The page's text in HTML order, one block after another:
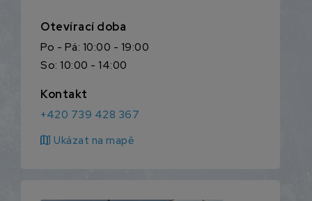
Otevírací doba
Po - Pá: 10:00 - 19:00
So: 10:00 - 14:00
Kontakt
+420 739 428 367
map Ukázat na mapě